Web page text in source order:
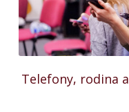
Telefony, rodina